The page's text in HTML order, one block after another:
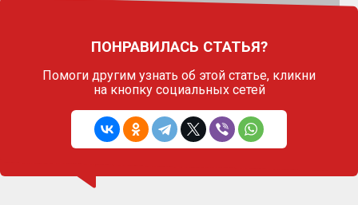
ПОНРАВИЛАСЬ СТАТЬЯ?
Помоги другим узнать об этой статье, кликни
на кнопку социальных сетей